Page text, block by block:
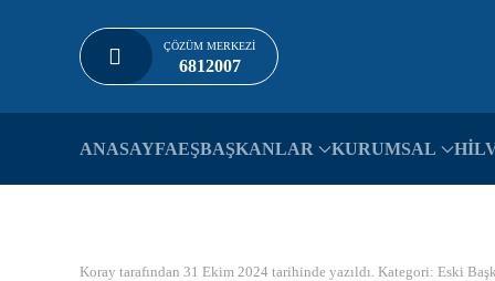
Skip to main content
ÇÖZÜM MERKEZI
6812007
ANASAYFAEŞBAŞKANLAR KURUMSAL
Koray tarafından 31 Ekim 2024 tarihinde yazıldı. Kategori: Eski